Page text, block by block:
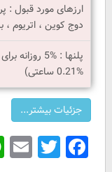
ارزهای مورد قبول :
دوج کوین ، اتریوم
%0.21 ساعتی)